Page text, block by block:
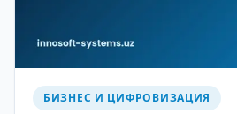
БИЗНЕС И ЦИФРОВИЗАЦИЯ